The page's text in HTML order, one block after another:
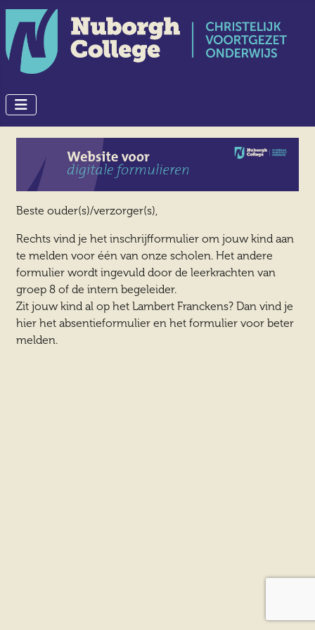
Beste ouder(s)/verzorger(s),
Rechts vind je het inschrijfformulier om jouw kind aan
te melden voor één van onze scholen. Het andere
formulier wordt ingevuld door de leerkrachten van
groep 8 of de intern begeleider.
Zit jouw kind al op het Lambert Franckens? Dan vind je
hier het absentieformulier en het formulier voor beter
melden.